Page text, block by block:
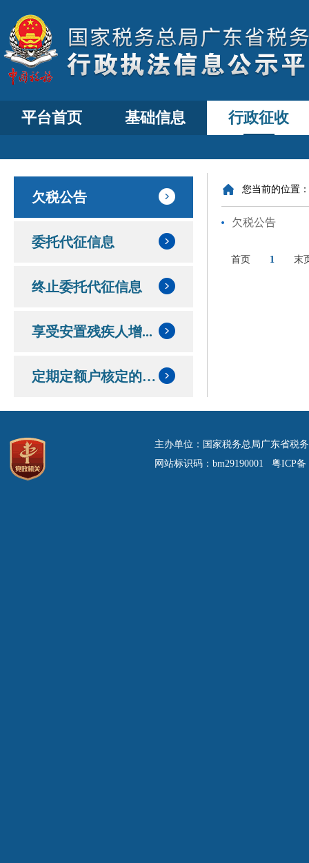
平台首页 基础信息 行政征收
欠税公告
委托代征信息
终止委托代征信息
享受安置残疾人增...
定期定额户核定的定额和应纳税额情况
您当前的位置
欠税公告
首页 1 末
主办单位：国家税务总局广东省税
网站标识码：bm29190001 粤ICP